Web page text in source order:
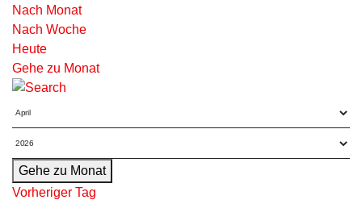
Nach Monat
Nach Woche
Heute
Gehe zu Monat
Gehe zu Monat
Vorheriger Tag